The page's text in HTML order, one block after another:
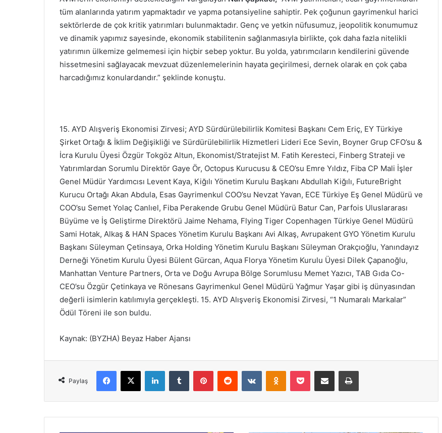
tüm alanlarında yatırım yapmaktadır ve yapma potansiyeline sahiptir. Pek çoğunun gayrimenkul harici
sektörlerde de çok kritik yatırımları bulunmaktadır. Genç ve yetkin nüfusumuz, jeopolitik konumumuz
ve dinamik yapımız sayesinde, ekonomik stabilitenin sağlanmasıyla birlikte, çok daha fazla nitelikli
yatırımın ülkemize gelmemesi için hiçbir sebep yoktur. Bu yolda, yatırımcıların kendilerini güvende
hissetmesini sağlayacak mevzuat düzenlemelerinin hayata geçirilmesi, dernek olarak en çok çaba
harcadığımız konulardandır.” şeklinde konuştu.
15. AYD Alışveriş Ekonomisi Zirvesi; AYD Sürdürülebilirlik Komitesi Başkanı Cem Eriç, EY Türkiye
Şirket Ortağı & İklim Değişikliği ve Sürdürülebilirlik Hizmetleri Lideri Ece Sevin, Boyner Grup CFO’su &
İcra Kurulu Üyesi Özgür Tokgöz Altun, Ekonomist/Stratejist M. Fatih Keresteci, Finberg Strateji ve
Yatırımlardan Sorumlu Direktör Gaye Ör, Octopus Kurucusu & CEO’su Emre Yıldız, Fiba CP Mali İşler
Genel Müdür Yardımcısı Levent Kaya, Kiğılı Yönetim Kurulu Başkanı Abdullah Kiğılı, FutureBright
Kurucu Ortağı Akan Abdula, Esas Gayrimenkul COO’su Nevzat Yavan, ECE Türkiye Eş Genel Müdürü ve
COO’su Semet Yolaç Canlıel, Fiba Perakende Grubu Genel Müdürü Batur Can, Parfois Uluslararası
Büyüme ve İş Geliştirme Direktörü Jaime Nehama, Flying Tiger Copenhagen Türkiye Genel Müdürü
Sami Hotak, Alkaş & HAN Spaces Yönetim Kurulu Başkanı Avi Alkaş, Avrupakent GYO Yönetim Kurulu
Başkanı Süleyman Çetinsaya, Orka Holding Yönetim Kurulu Başkanı Süleyman Orakçıoğlu, Yanındayız
Derneği Yönetim Kurulu Üyesi Bülent Gürcan, Aqua Florya Yönetim Kurulu Üyesi Dilek Çapanoğlu,
Manhattan Venture Partners, Orta ve Doğu Avrupa Bölge Sorumlusu Memet Yazıcı, TAB Gıda Co-
CEO’su Özgür Çetinkaya ve Rönesans Gayrimenkul Genel Müdürü Yağmur Yaşar gibi iş dünyasından
değerli isimlerin katılımıyla gerçekleşti. 15. AYD Alışveriş Ekonomisi Zirvesi, “1 Numaralı Markalar”
Ödül Töreni ile son buldu.
Kaynak: (BYZHA) Beyaz Haber Ajansı
Paylaş